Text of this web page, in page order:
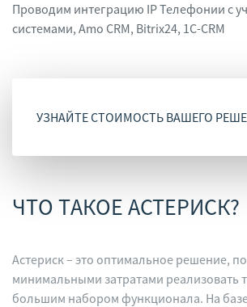
Проводим интеграцию IP Телефонии с
системами, Amo CRM, Bitrix24, 1C-CRM
УЗНАЙТЕ СТОИМОСТЬ ВАШЕГО
ЧТО ТАКОЕ АСТЕРИСК?
Астериск – это оптимальное решение,
минимальными затратами реализовать
большим набором функционала. На